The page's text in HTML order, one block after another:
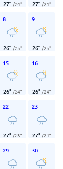
27° /24° 27° /24°
8
26° /25°
9
26° /25°
15
26° /24°
16
26° /24°
22
27° /23°
23
27° /24°
29 30